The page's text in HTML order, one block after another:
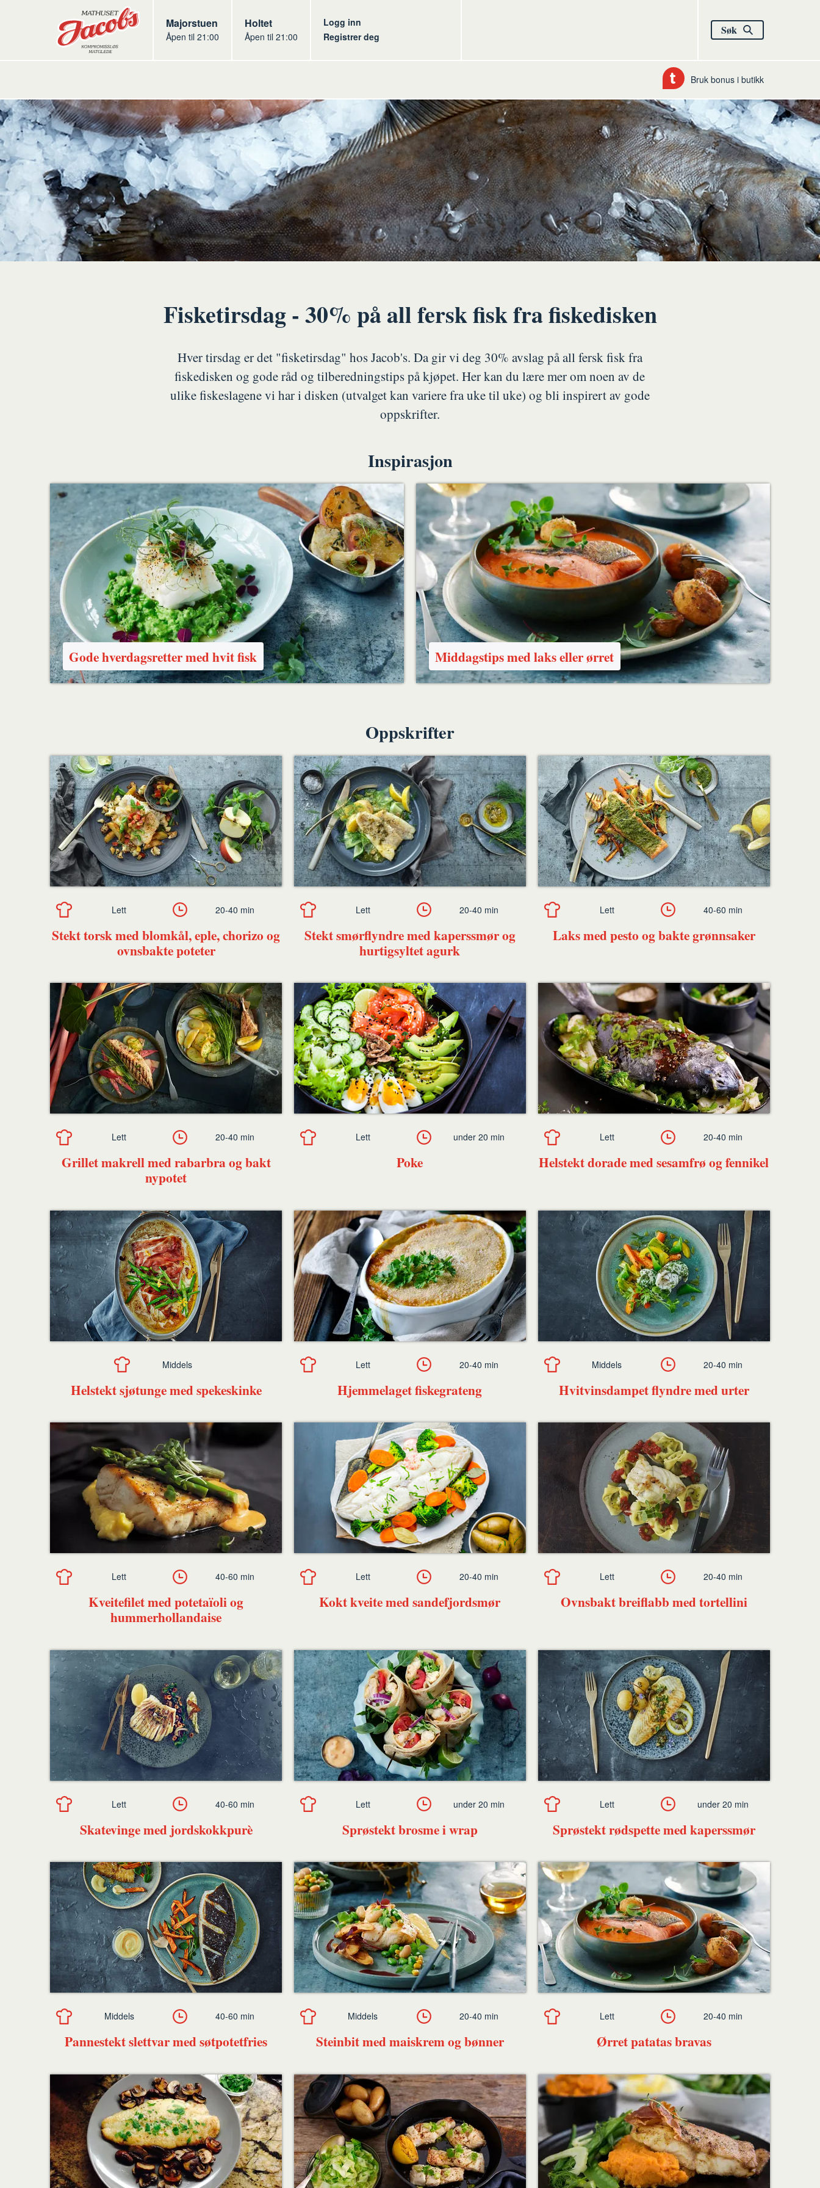
Butikker Jacobs
Majorstuen
Åpen til 21:00
Jacobs
Holtet
Åpen til 21:00
Logg inn
Registrer deg
Søk
Bruk bonus i butikk
Fisketirsdag - 30% på all fersk fisk fra fiskedisken
Hver tirsdag er det "fisketirsdag" hos Jacob's. Da gir vi deg 30% avslag på all fersk fisk fra
fiskedisken og gode råd og tilberedningstips på kjøpet. Her kan du lære mer om noen av de
ulike fiskeslagene vi har i disken (utvalget kan variere fra uke til uke) og bli inspirert av gode
oppskrifter.
Inspirasjon
Gode hverdagsretter med hvit fisk Middagstips med laks eller ørret
Oppskrifter
Stekt torsk med blomkål, eple, chorizo og
ovnsbakte poteter
Lett 20-40 min
Stekt smørflyndre med kaperssmør og
hurtigsyltet agurk
Lett 20-40 min
Laks med pesto og bakte grønnsaker
Lett 40-60 min
Grillet makrell med rabarbra og bakt
nypotet
Lett 20-40 min
Poke
Lett under 20 min
Helstekt dorade med sesamfrø og fennikel
Lett 20-40 min
Helstekt sjøtunge med spekeskinke
Middels
Hjemmelaget fiskegrateng
Lett 20-40 min
Hvitvinsdampet flyndre med urter
Middels 20-40 min
Kveitefilet med potetaïoli og
hummerhollandaise
Lett 40-60 min
Kokt kveite med sandefjordsmør
Lett 20-40 min
Ovnsbakt breiflabb med tortellini
Lett 20-40 min
Skatevinge med jordskokkpurè
Lett 40-60 min
Sprøstekt brosme i wrap
Lett under 20 min
Sprøstekt rødspette med kaperssmør
Lett under 20 min
Pannestekt slettvar med søtpotetfries
Middels 40-60 min
Steinbit med maiskrem og bønner
Middels 20-40 min
Ørret patatas bravas
Lett 20-40 min